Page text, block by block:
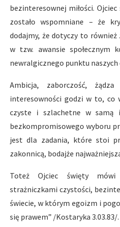
bezinteresownej miłości.
zostało wspomniane – że
dodajmy, że dotyczy to również
w tzw. awansie społecznym
newralgicznego punktu naszych
Ambicja, zaborczość,
interesowności godzi w to, co
czyste i szlachetne w samą
bezkompromisowego wyboru
jest dla zadania, które stoi
zakonnicą, bodajże
Toteż Ojciec święty mówi
strażniczkami czystości,
świecie, w którym egoizm i
się prawem” /Kostaryka 3.03.83/.